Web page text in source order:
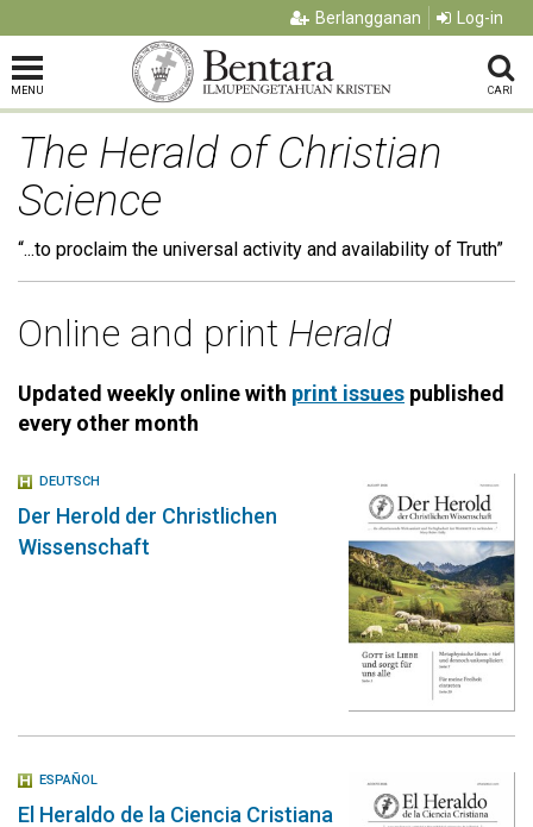
Berlangganan Log-in
MENU CARI
The Herald of Christian
Science
“...to proclaim the universal activity and availability of Truth”
Online and print Herald
Updated weekly online with print issues published
every other month
DEUTSCH
Der Herold der Christlichen
Wissenschaft
ESPAÑOL
El Heraldo de la Ciencia Cristiana